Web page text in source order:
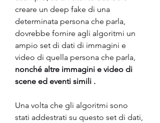
creare un deep fake di una
determinata persona che parla,
dovrebbe fornire agli algoritmi un
ampio set di dati di immagini e
video di quella persona che parla,
nonché altre immagini e video di
scene ed eventi simili .
Una volta che gli algoritmi sono
stati addestrati su questo set di dati,